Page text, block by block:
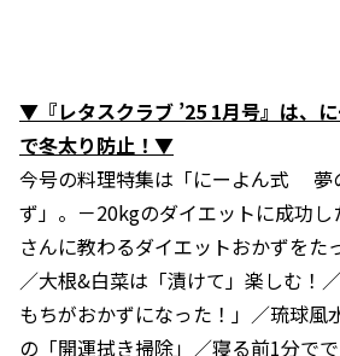
▼『レタスクラブ ’25 1月号』は、
で冬太り防止！▼
今号の料理特集は「にーよん式 夢
ず」。－20kgのダイエットに成功
さんに教わるダイエットおかずをた
／大根&白菜は「漬けて」楽しむ！
もちがおかずになった！」／琉球風
の「開運拭き掃除」／寝る前1分で